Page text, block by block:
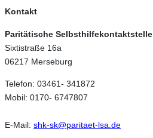
Kontakt
Paritätische
Sixtistraße 16a
06217 Merseburg
Telefon: 03461- 341872
Mobil: 0170- 6747807
E-Mail: shk-sk@paritaet-lsa.de